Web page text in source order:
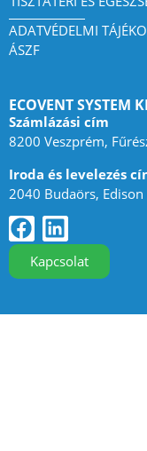
ADATVÉDELMI
ÁSZF
ECOVENT SYSTEM
Számlázási cím
8200 Veszprém,
Iroda és levelezés
2040 Budaörs,
Kapcsolat